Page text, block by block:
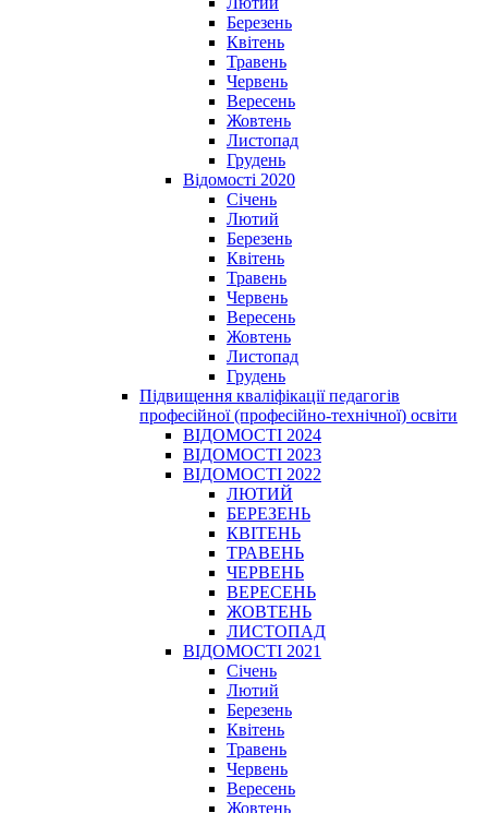
Березень
Квітень
Травень
Червень
Вересень
Жовтень
Листопад
Грудень
Відомості 2020
Січень
Лютий
Березень
Квітень
Травень
Червень
Вересень
Жовтень
Листопад
Грудень
Підвищення кваліфікації педагогів
професійної (професійно-технічної) освіти
ВІДОМОСТІ 2024
ВІДОМОСТІ 2023
ВІДОМОСТІ 2022
ЛЮТИЙ
БЕРЕЗЕНЬ
КВІТЕНЬ
ТРАВЕНЬ
ЧЕРВЕНЬ
ВЕРЕСЕНЬ
ЖОВТЕНЬ
ЛИСТОПАД
ВІДОМОСТІ 2021
Січень
Лютий
Березень
Квітень
Травень
Червень
Вересень
Жовтень